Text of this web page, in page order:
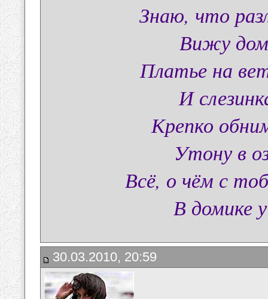
Знаю, что
Вижу дом
Платье на
И
Крепко
Утону в
Всё, о чём с
В домике
30.03.2010, 20:59